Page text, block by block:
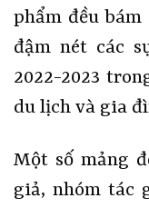
phẩm đều bám
đậm nét các
2022-2023
du lịch và gia
Một số mảng
giả, nhóm tác